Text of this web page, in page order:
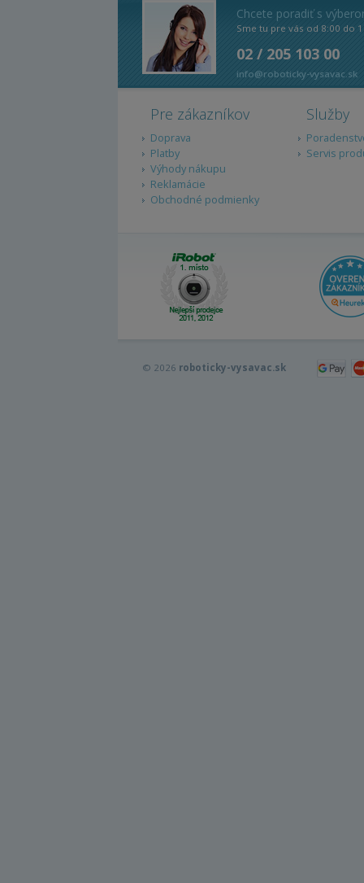
Chcete poradiť s
Sme tu pre vás od 8:00 do
02 / 205 103 00
info@roboticky-vysavac.sk
Pre zákazníkov
Doprava
Platby
Výhody nákupu
Reklamácie
Obchodné podmienky
Služby
Servis
© 2026 roboticky-vysavac.sk